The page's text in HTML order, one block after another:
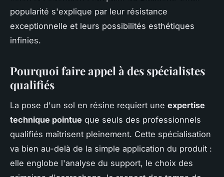
popularité s'explique par leur résistance
exceptionnelle et leurs possibilités esthétiques
infinies.
Pourquoi faire appel à des spécialistes
qualifiés
La pose d'un sol en résine requiert une expertise
technique pointue que seuls des professionnels
qualifiés maîtrisent pleinement. Cette spécialisation
va bien au-delà de la simple application du produit :
elle englobe l'analyse du support, le choix des